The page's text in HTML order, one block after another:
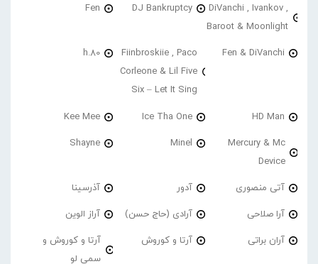
DiVanchi , Ivankov ,
Baroot & Moonlight
DJ Bankruptcy
Fen
Fen & DiVanchi
Fiinbroskiie , Paco
Corleone & Lil Five
Six – Let It Sing
h.80
HD Man
Ice Tha One
Kee Mee
Mercury & Mc
Device
Minel
Shayne
آتی منصوری آدور آذرسینا
آرا صلاحی آرادی (حاج حسن) آراز الوین
آران براتی آرتا و کوروش
آرتا و کوروش و
سمی لو